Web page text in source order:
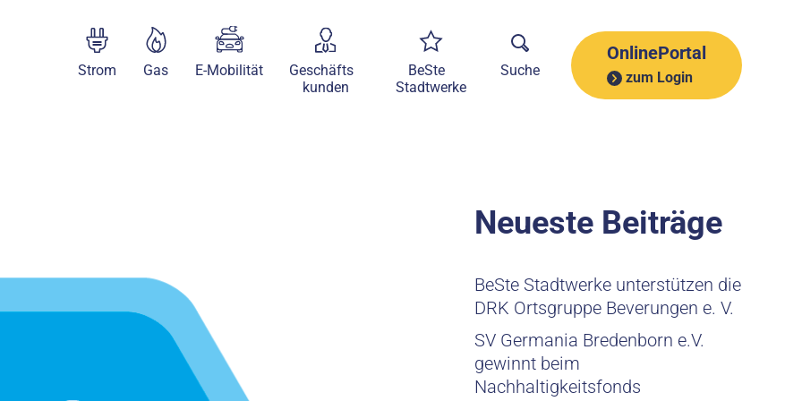
Strom Gas E-Mobilität
Geschäfts
kunden
BeSte
Stadtwerke
Suche
OnlinePortal
zum Login
Neueste Beiträge
BeSte Stadtwerke unterstützen die
DRK Ortsgruppe Beverungen e. V.
SV Germania Bredenborn e.V.
gewinnt beim
Nachhaltigkeitsfonds